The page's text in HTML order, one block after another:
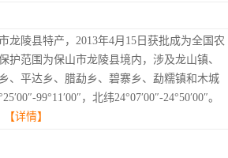
龙陵县特产，2013年4月15日获批成为全国农
护范围为保山市龙陵县境内，涉及龙山镇、
、平达乡、腊勐乡、碧寨乡、勐糯镇和木城
99°11′00″，北纬24°07′00″-24°50′00″。
【详情】